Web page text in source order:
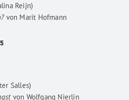
Reijn)
von Marit Hofmann
Salles)
von Wolfgang Nierlin